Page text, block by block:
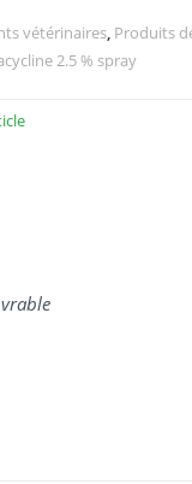
vétérinaires, Produits
2.5 % spray